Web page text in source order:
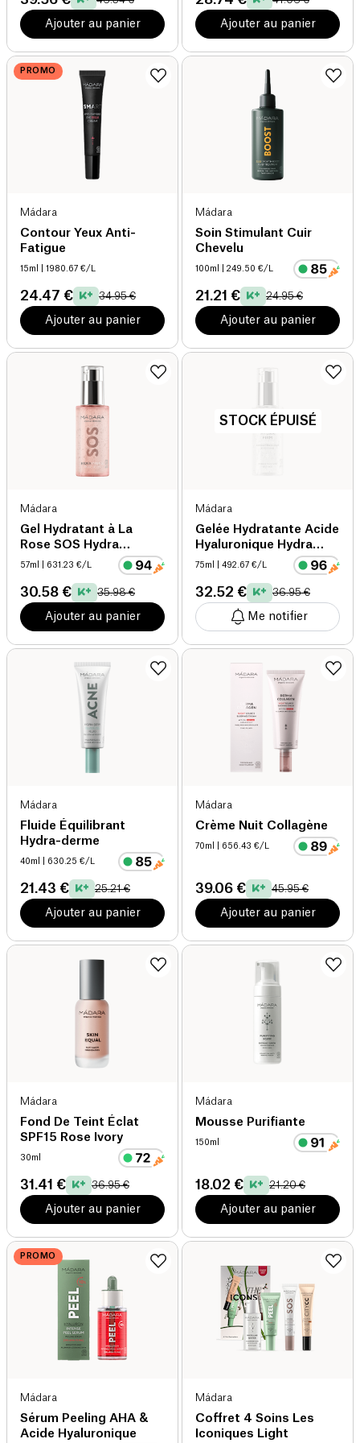
Ajouter au panier Ajouter au panier
PROMO
Mádara
Contour Yeux Anti-
Fatigue
15ml | 1980.67 €/L
24.47 € 34.95 €
Ajouter au panier
Mádara
Soin Stimulant Cuir
Chevelu
100ml | 249.50 €/L
21.21 € 24.95 €
Ajouter au panier
Mádara
Gel Hydratant à La
Rose SOS Hydra
Intense bio
57ml | 631.23 €/L
30.58 € 35.98 €
Ajouter au panier
STOCK ÉPUISÉ
Mádara
Gelée Hydratante Acide
Hyaluronique Hydra
Firm bio
75ml | 492.67 €/L
32.52 € 36.95 €
Me notifier
Mádara
Fluide Équilibrant
Hydra-derme
40ml | 630.25 €/L
21.43 € 25.21 €
Ajouter au panier
Mádara
Crème Nuit Collagène
70ml | 656.43 €/L
39.06 € 45.95 €
Ajouter au panier
Mádara
Fond De Teint Éclat
SPF15 Rose Ivory
30ml
31.41 € 36.95 €
Ajouter au panier
Mádara
Mousse Purifiante
150ml
18.02 € 21.20 €
Ajouter au panier
PROMO
Mádara
Sérum Peeling AHA &
Acide Hyaluronique
Mádara
Coffret 4 Soins Les
Iconiques Light